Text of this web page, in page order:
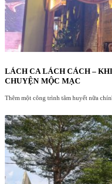
LÁCH CA LÁCH CÁCH –
CHUYỆN MỘC MẠC
Thêm một công trình tâm huyết nữa